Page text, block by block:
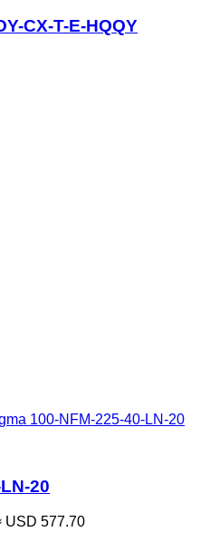
CX-T-E-HQQY
100-NFM-225-40-LN-20
20
USD 577.70